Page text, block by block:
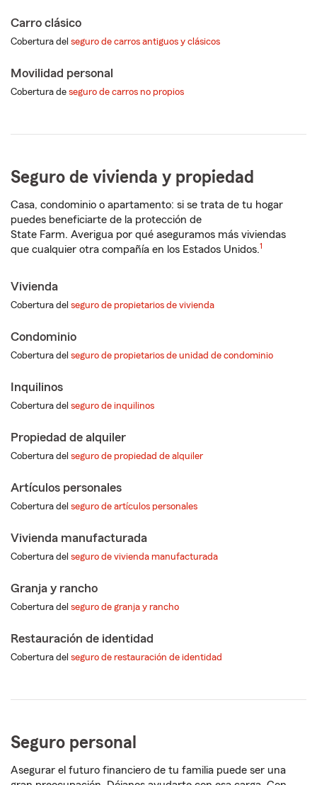
Carro clásico
Cobertura del seguro de carros antiguos y clásicos
Movilidad personal
Cobertura de seguro de carros no propios
Seguro de vivienda y propiedad
Casa, condominio o apartamento: si se trata de tu hogar
puedes beneficiarte de la protección de
State Farm. Averigua por qué aseguramos más viviendas
que cualquier otra compañía en los Estados Unidos.1
Vivienda
Cobertura del seguro de propietarios de vivienda
Condominio
Cobertura del seguro de propietarios de unidad de condominio
Inquilinos
Cobertura del seguro de inquilinos
Propiedad de alquiler
Cobertura del seguro de propiedad de alquiler
Artículos personales
Cobertura del seguro de artículos personales
Vivienda manufacturada
Cobertura del seguro de vivienda manufacturada
Granja y rancho
Cobertura del seguro de granja y rancho
Restauración de identidad
Cobertura del seguro de restauración de identidad
Seguro personal
Asegurar el futuro financiero de tu familia puede ser una